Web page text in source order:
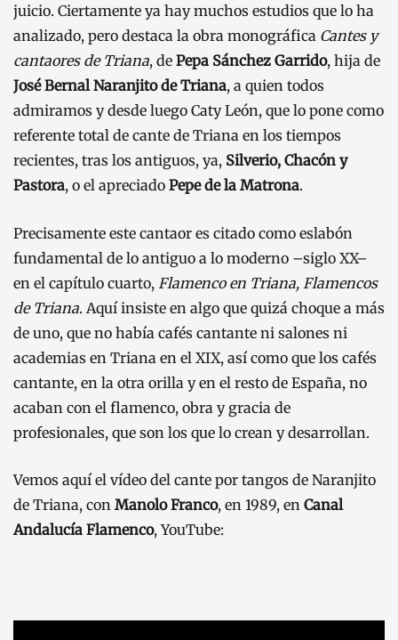
juicio. Ciertamente ya hay muchos estudios que lo ha
analizado, pero destaca la obra monográfica Cantes y
cantaores de Triana, de Pepa Sánchez Garrido, hija de
José Bernal Naranjito de Triana, a quien todos
admiramos y desde luego Caty León, que lo pone como
referente total de cante de Triana en los tiempos
recientes, tras los antiguos, ya, Silverio, Chacón y
Pastora, o el apreciado Pepe de la Matrona.
Precisamente este cantaor es citado como eslabón
fundamental de lo antiguo a lo moderno –siglo XX–
en el capítulo cuarto, Flamenco en Triana, Flamencos
de Triana. Aquí insiste en algo que quizá choque a más
de uno, que no había cafés cantante ni salones ni
academias en Triana en el XIX, así como que los cafés
cantante, en la otra orilla y en el resto de España, no
acaban con el flamenco, obra y gracia de
profesionales, que son los que lo crean y desarrollan.
Vemos aquí el vídeo del cante por tangos de Naranjito
de Triana, con Manolo Franco, en 1989, en Canal
Andalucía Flamenco, YouTube: